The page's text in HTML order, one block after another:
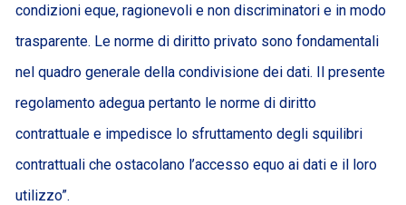
condizioni eque, ragionevoli e non discriminatori e in modo
trasparente. Le norme di diritto privato sono fondamentali
nel quadro generale della condivisione dei dati. Il presente
regolamento adegua pertanto le norme di diritto
contrattuale e impedisce lo sfruttamento degli squilibri
contrattuali che ostacolano l’accesso equo ai dati e il loro
utilizzo”.